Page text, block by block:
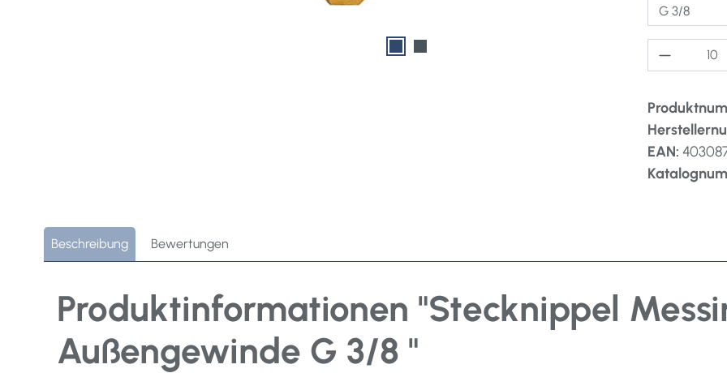
EAN:
Beschreibung Bewertungen
Produktinformationen "Stecknippel
Außengewinde G 3/8 "